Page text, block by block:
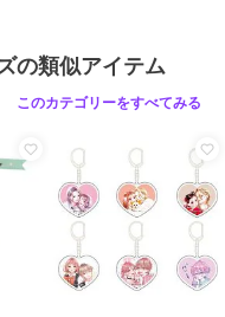
の類似アイテム
このカテゴリーをすべてみる